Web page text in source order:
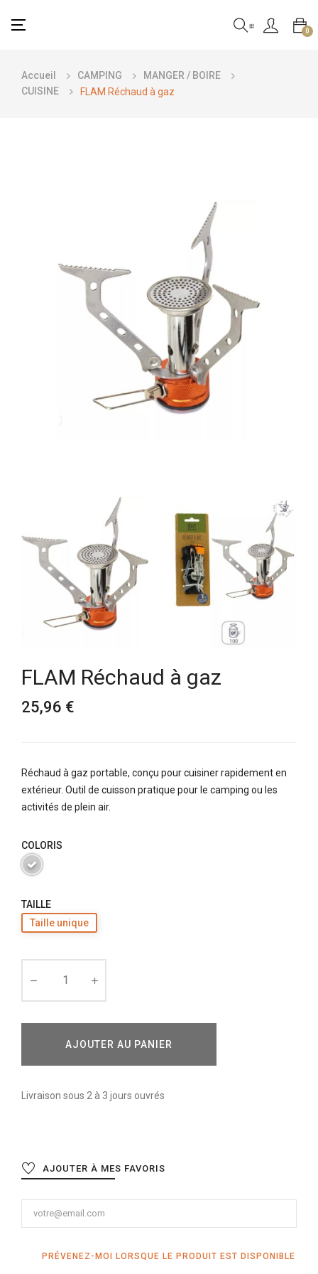
Basculer
☰ 0
Accueil CAMPING
MANGER / BOIRE
CUISINE
FLAM Réchaud à gaz
FLAM Réchaud à gaz
25,96 €
Réchaud à gaz portable, conçu pour cuisiner rapidement en
extérieur. Outil de cuisson pratique pour le camping ou les
activités de plein air.
COLORIS
TAILLE
Taille unique
AJOUTER AU PANIER
Livraison sous 2 à 3 jours ouvrés
AJOUTER À MES FAVORIS
PRÉVENEZ-MOI LORSQUE LE PRODUIT EST DISPONIBLE